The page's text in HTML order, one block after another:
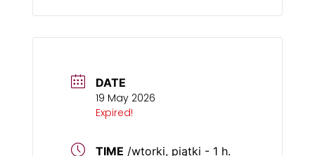
DATE
19 May 2026
Expired!
TIME /wtorki, piątki - 1 h.